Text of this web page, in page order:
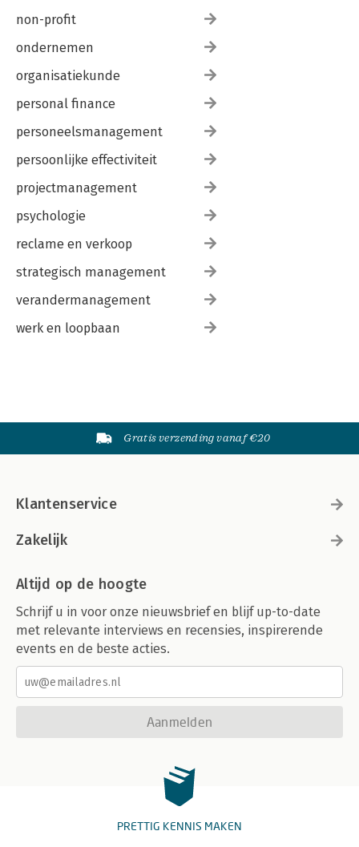
non-profit
ondernemen
organisatiekunde
personal finance
personeelsmanagement
persoonlijke effectiviteit
projectmanagement
psychologie
reclame en verkoop
strategisch management
verandermanagement
werk en loopbaan
Gratis verzending vanaf €20
Klantenservice
Zakelijk
Altijd op de hoogte
Schrijf u in voor onze nieuwsbrief en blijf up-to-date
met relevante interviews en recensies, inspirerende
events en de beste acties.
Aanmelden
PRETTIG KENNIS MAKEN